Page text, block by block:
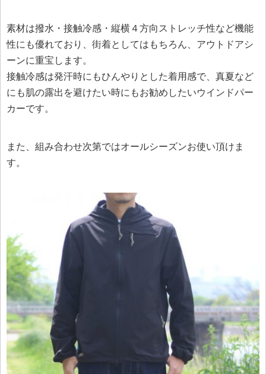
素材は撥水・接触冷感・縦横４方向ストレッチ性など機能
性にも優れており、街着としてはもちろん、アウトドアシ
ーンに重宝します。
接触冷感は発汗時にもひんやりとした着用感で、真夏など
にも肌の露出を避けたい時にもお勧めしたいウインドパー
カーです。
また、組み合わせ次第ではオールシーズンお使い頂けま
す。